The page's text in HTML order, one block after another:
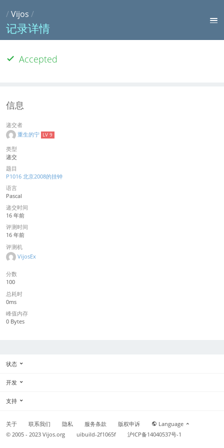
/Vijos /
记录详情
Accepted
信息
递交者
重生的宁 LV 9
类型
递交
题目
P1016 北京2008的挂钟
语言
Pascal
递交时间
16 年前
评测时间
16 年前
评测机
VijosEx
分数
100
总耗时
0ms
峰值内存
0 Bytes
状态
开发
支持
关于 联系我们 隐私 服务条款 版权申诉
Language
© 2005 - 2023Vijos.org uibuild-2f1065f 沪ICP备14040537号-1